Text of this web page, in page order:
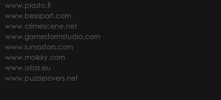
www.plasto.fi
www.bexsport.com
www.crimescene.net
www.gamestormstudio.com
www.lumostars.com
www.molkky.com
www.alias.eu
www.puzzlelovers.net